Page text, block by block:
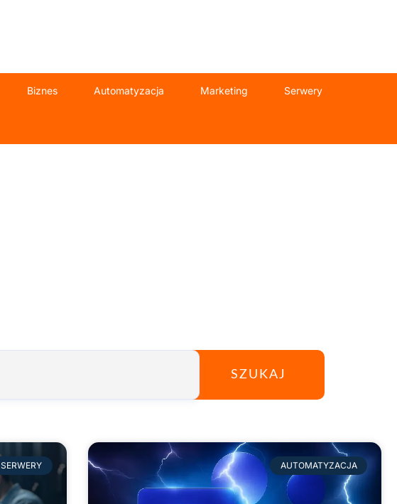
Biznes Automatyzacja Marketing Serwery
SZUKAJ
SERWERY AUTOMATYZACJA